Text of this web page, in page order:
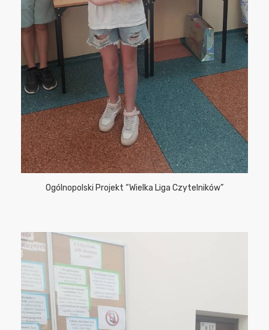
Ogólnopolski Projekt “Wielka Liga Czytelników”